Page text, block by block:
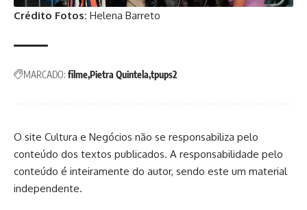
Crédito Fotos: Helena Barreto
MARCADO: filmePietra Quintela tpups2
O site Cultura e Negócios não se responsabiliza pelo
conteúdo dos textos publicados. A responsabilidade pelo
conteúdo é inteiramente do autor, sendo este um material
independente.